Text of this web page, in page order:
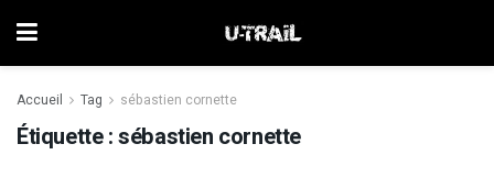
Accueil Tag sébastien cornette
Étiquette :sébastien cornette